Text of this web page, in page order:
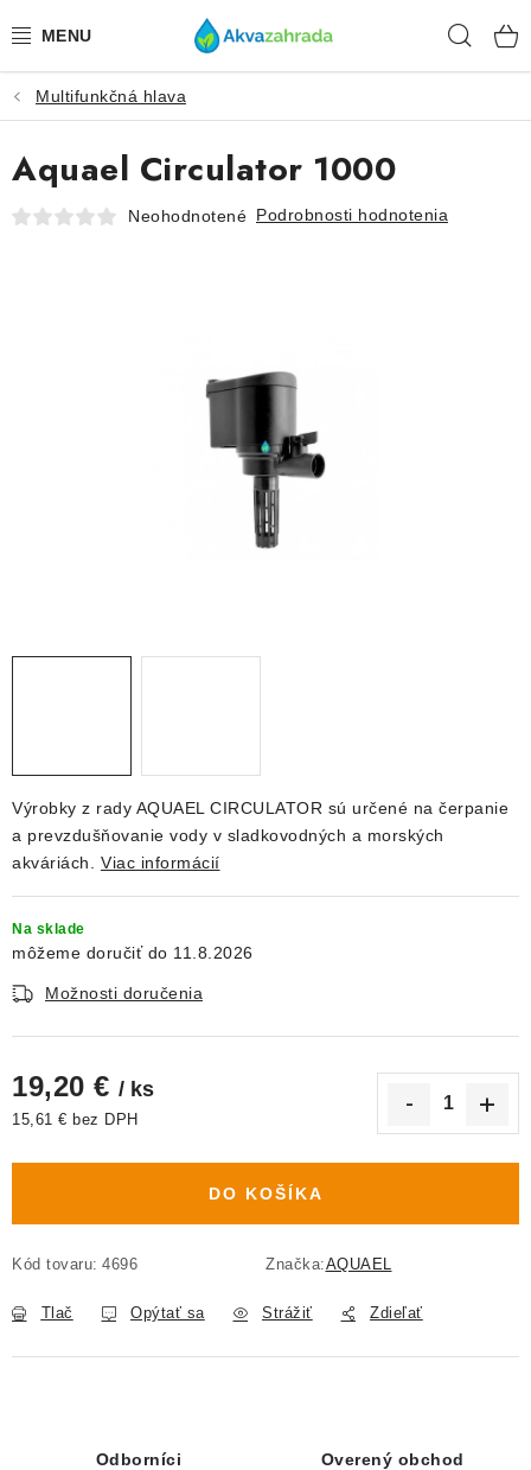
na
TECHNIKA
HNOJIVÁ
VODA
ŽIVOČÍCHY
Moja objednávka
Multifunkčná hlava
Výrobky z rady AQUAEL CIRCULATOR sú určené na čerpanie
a prevzdušňovanie vody v sladkovodných a morských
akváriách.
Viac informácií
Na sklade
11.8.2026
Možnosti doručenia
19,20 € / ks
15,61 € bez DPH
DO KOŠÍKA
Kód tovaru: 4696 Značka:AQUAEL
Tlač Opýtať sa Strážiť Zdieľať
Aquael Circulator 1000
Neohodnotené Podrobnosti hodnotenia
Odborníci Overený obchod